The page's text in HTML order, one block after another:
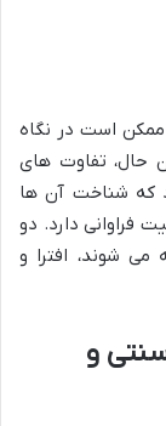
ممکن است در نگاه
حال، تفاوت های
که شناخت آن ها
دارد. دو
می شوند، افترا و
و